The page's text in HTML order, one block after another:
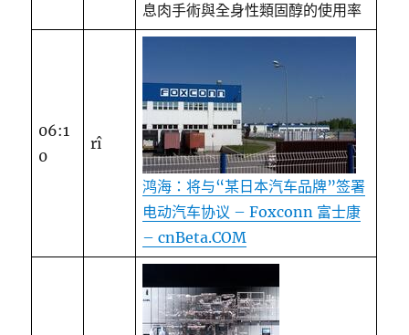
息肉手術與全身性類固醇的使用率
06:1
0
rî
鸿海：将与“某日本汽车品牌”签署
电动汽车协议 – Foxconn 富士康
– cnBeta.COM